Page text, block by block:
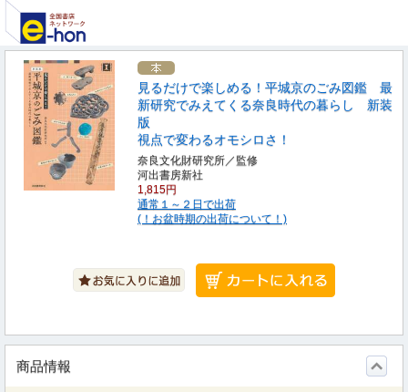
見るだけで楽しめる！平城京のごみ図鑑 最
新研究でみえてくる奈良時代の暮らし 新装
版
視点で変わるオモシロさ！
奈良文化財研究所／監修
河出書房新社
1,815円
通常１～２日で出荷
(！お盆時期の出荷について！)
商品情報